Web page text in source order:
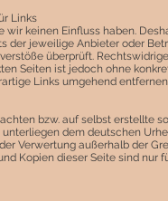
Links
keinen Einfluss haben.
der jeweilige Anbieter oder
überprüft.
Seiten ist jedoch ohne
Links umgehend
bzw. auf selbst erstellte
dem deutschen
Verwertung außerhalb der
Kopien dieser Seite sind nur